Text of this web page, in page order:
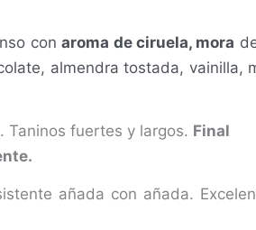
conaroma de ciruela, mora
almendra tostada, vainilla,
Taninos fuertes y largos. Final
añada con añada.